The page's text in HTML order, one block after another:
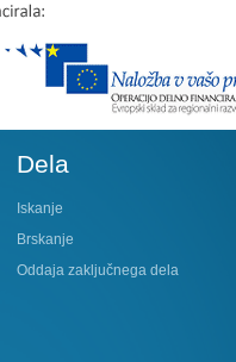
Dela
Iskanje
Brskanje
Oddaja zaključnega dela